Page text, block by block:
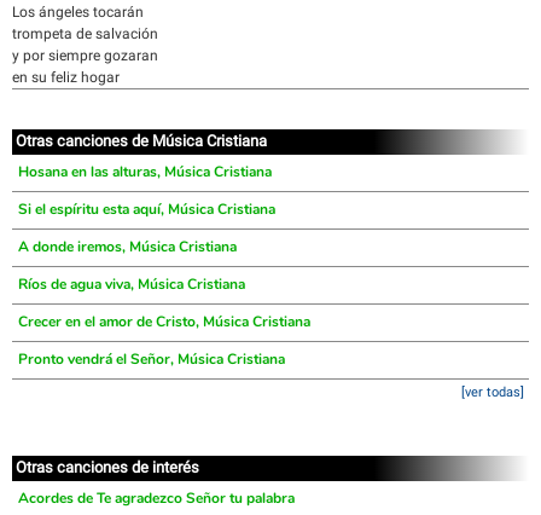
Los ángeles tocarán
trompeta de salvación
y por siempre gozaran
en su feliz hogar
Otras canciones de Música Cristiana
Hosana en las alturas, Música Cristiana
Si el espíritu esta aquí, Música Cristiana
A donde iremos, Música Cristiana
Ríos de agua viva, Música Cristiana
Crecer en el amor de Cristo, Música Cristiana
Pronto vendrá el Señor, Música Cristiana
[ver todas]
Otras canciones de interés
Acordes de Te agradezco Señor tu palabra